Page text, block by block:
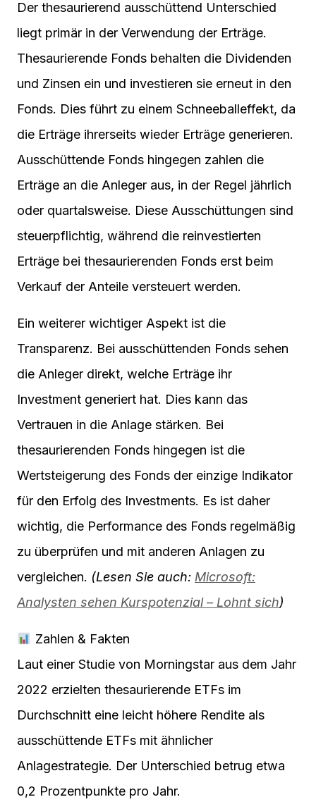
Der thesaurierend ausschüttend Unterschied
liegt primär in der Verwendung der Erträge.
Thesaurierende Fonds behalten die Dividenden
und Zinsen ein und investieren sie erneut in den
Fonds. Dies führt zu einem Schneeballeffekt, da
die Erträge ihrerseits wieder Erträge generieren.
Ausschüttende Fonds hingegen zahlen die
Erträge an die Anleger aus, in der Regel jährlich
oder quartalsweise. Diese Ausschüttungen sind
steuerpflichtig, während die reinvestierten
Erträge bei thesaurierenden Fonds erst beim
Verkauf der Anteile versteuert werden.
Ein weiterer wichtiger Aspekt ist die
Transparenz. Bei ausschüttenden Fonds sehen
die Anleger direkt, welche Erträge ihr
Investment generiert hat. Dies kann das
Vertrauen in die Anlage stärken. Bei
thesaurierenden Fonds hingegen ist die
Wertsteigerung des Fonds der einzige Indikator
für den Erfolg des Investments. Es ist daher
wichtig, die Performance des Fonds regelmäßig
zu überprüfen und mit anderen Anlagen zu
vergleichen. (Lesen Sie auch: Microsoft:
Analysten sehen Kurspotenzial – Lohnt sich)
Zahlen & Fakten
Laut einer Studie von Morningstar aus dem Jahr
2022 erzielten thesaurierende ETFs im
Durchschnitt eine leicht höhere Rendite als
ausschüttende ETFs mit ähnlicher
Anlagestrategie. Der Unterschied betrug etwa
0,2 Prozentpunkte pro Jahr.